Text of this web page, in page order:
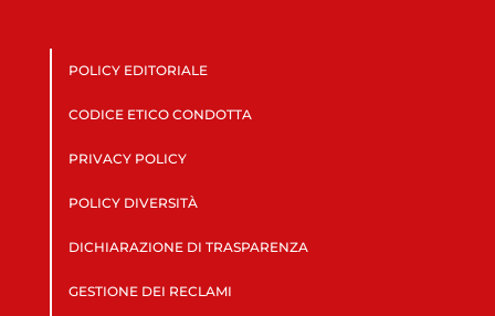
POLICY EDITORIALE
CODICE ETICO CONDOTTA
PRIVACY POLICY
POLICY DIVERSITÀ
DICHIARAZIONE DI TRASPARENZA
GESTIONE DEI RECLAMI